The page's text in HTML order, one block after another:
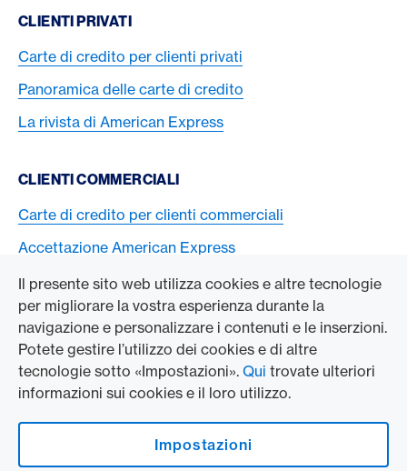
Il presente sito web utilizza cookies e altre tecnologie
per migliorare la vostra esperienza durante la
navigazione e personalizzare i contenuti e le inserzioni.
Potete gestire l’utilizzo dei cookies e di altre
tecnologie sotto «Impostazioni». Qui trovate ulteriori
informazioni sui cookies e il loro utilizzo.
Impostazioni
CLIENTI PRIVATI
Carte di credito per clienti privati
Panoramica delle carte di credito
La rivista di American Express
CLIENTI COMMERCIALI
Carte di credito per clienti commerciali
Accettazione American Express
L’AZIENDA
Swisscard AECS GmbH
American Express Globale
Contact & Social channels
American Express on Facebook
American Express Switzerland on Instagram